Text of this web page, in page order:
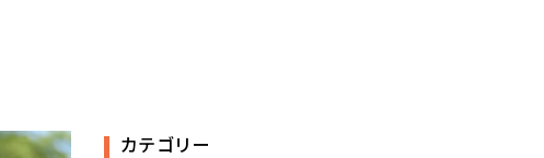
カテゴリー